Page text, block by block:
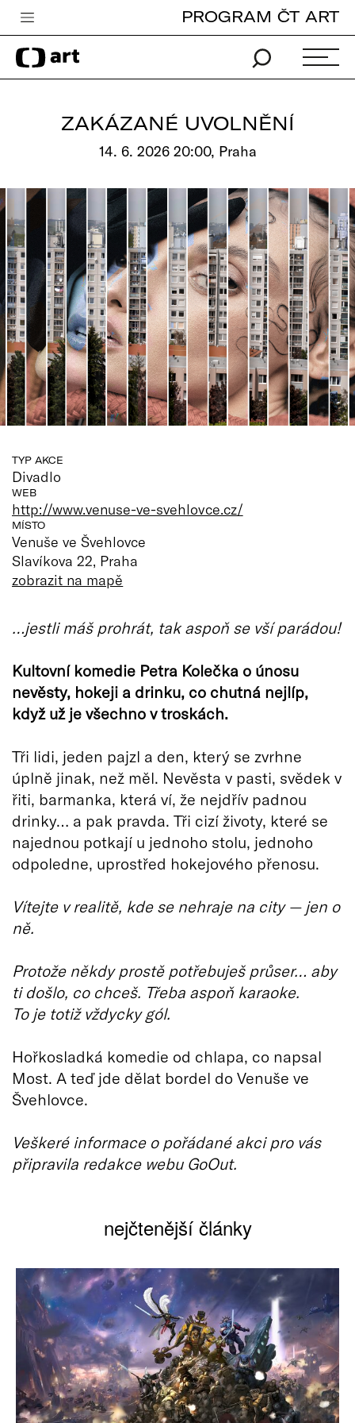
Česká televize
Zpravodajství
Pro děti
edu
Vše o ČT
PROGRAM ČT ART
ZAKÁZANÉ UVOLNĚNÍ
14. 6. 2026 20:00, Praha
TYP AKCE
Divadlo
WEB
http://www.venuse-ve-svehlovce.cz/
MÍSTO
Venuše ve Švehlovce
Slavíkova 22, Praha
zobrazit na mapě
…jestli máš prohrát, tak aspoň se vší parádou!
Kultovní komedie Petra Kolečka o únosu
nevěsty, hokeji a drinku, co chutná nejlíp,
když už je všechno v troskách.
Tři lidi, jeden pajzl a den, který se zvrhne
úplně jinak, než měl. Nevěsta v pasti, svědek v
řiti, barmanka, která ví, že nejdřív padnou
drinky… a pak pravda. Tři cizí životy, které se
najednou potkají u jednoho stolu, jednoho
odpoledne, uprostřed hokejového přenosu.
Vítejte v realitě, kde se nehraje na city — jen o
ně.
Protože někdy prostě potřebuješ průser… aby
ti došlo, co chceš. Třeba aspoň karaoke.
To je totiž vždycky gól.
Hořkosladká komedie od chlapa, co napsal
Most. A teď jde dělat bordel do Venuše ve
Švehlovce.
Veškeré informace o pořádané akci pro vás
připravila redakce webu GoOut.
nejčtenější články